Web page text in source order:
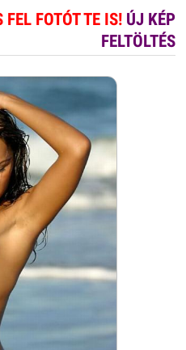
FEL FOTÓT TE IS! ÚJ KÉP
FELTÖLTÉS